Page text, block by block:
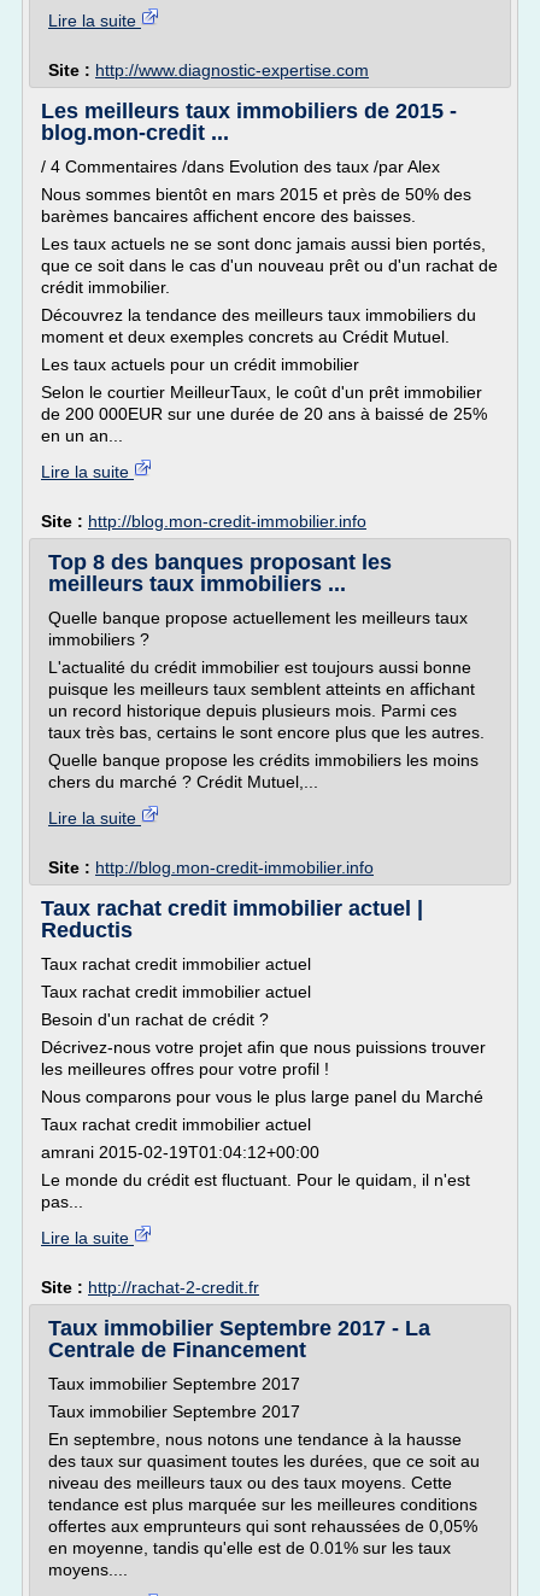
Lire la suite
Site : http://www.diagnostic-expertise.com
Les meilleurs taux immobiliers de 2015 -
blog.mon-credit ...
/ 4 Commentaires /dans Evolution des taux /par Alex
Nous sommes bientôt en mars 2015 et près de 50% des
barèmes bancaires affichent encore des baisses.
Les taux actuels ne se sont donc jamais aussi bien portés,
que ce soit dans le cas d'un nouveau prêt ou d'un rachat de
crédit immobilier.
Découvrez la tendance des meilleurs taux immobiliers du
moment et deux exemples concrets au Crédit Mutuel.
Les taux actuels pour un crédit immobilier
Selon le courtier MeilleurTaux, le coût d'un prêt immobilier
de 200 000EUR sur une durée de 20 ans à baissé de 25%
en un an...
Lire la suite
Site : http://blog.mon-credit-immobilier.info
Top 8 des banques proposant les
meilleurs taux immobiliers ...
Quelle banque propose actuellement les meilleurs taux
immobiliers ?
L'actualité du crédit immobilier est toujours aussi bonne
puisque les meilleurs taux semblent atteints en affichant
un record historique depuis plusieurs mois. Parmi ces
taux très bas, certains le sont encore plus que les autres.
Quelle banque propose les crédits immobiliers les moins
chers du marché ? Crédit Mutuel,...
Lire la suite
Site : http://blog.mon-credit-immobilier.info
Taux rachat credit immobilier actuel |
Reductis
Taux rachat credit immobilier actuel
Taux rachat credit immobilier actuel
Besoin d'un rachat de crédit ?
Décrivez-nous votre projet afin que nous puissions trouver
les meilleures offres pour votre profil !
Nous comparons pour vous le plus large panel du Marché
Taux rachat credit immobilier actuel
amrani 2015-02-19T01:04:12+00:00
Le monde du crédit est fluctuant. Pour le quidam, il n'est
pas...
Lire la suite
Site : http://rachat-2-credit.fr
Taux immobilier Septembre 2017 - La
Centrale de Financement
Taux immobilier Septembre 2017
Taux immobilier Septembre 2017
En septembre, nous notons une tendance à la hausse
des taux sur quasiment toutes les durées, que ce soit au
niveau des meilleurs taux ou des taux moyens. Cette
tendance est plus marquée sur les meilleures conditions
offertes aux emprunteurs qui sont rehaussées de 0,05%
en moyenne, tandis qu'elle est de 0.01% sur les taux
moyens....